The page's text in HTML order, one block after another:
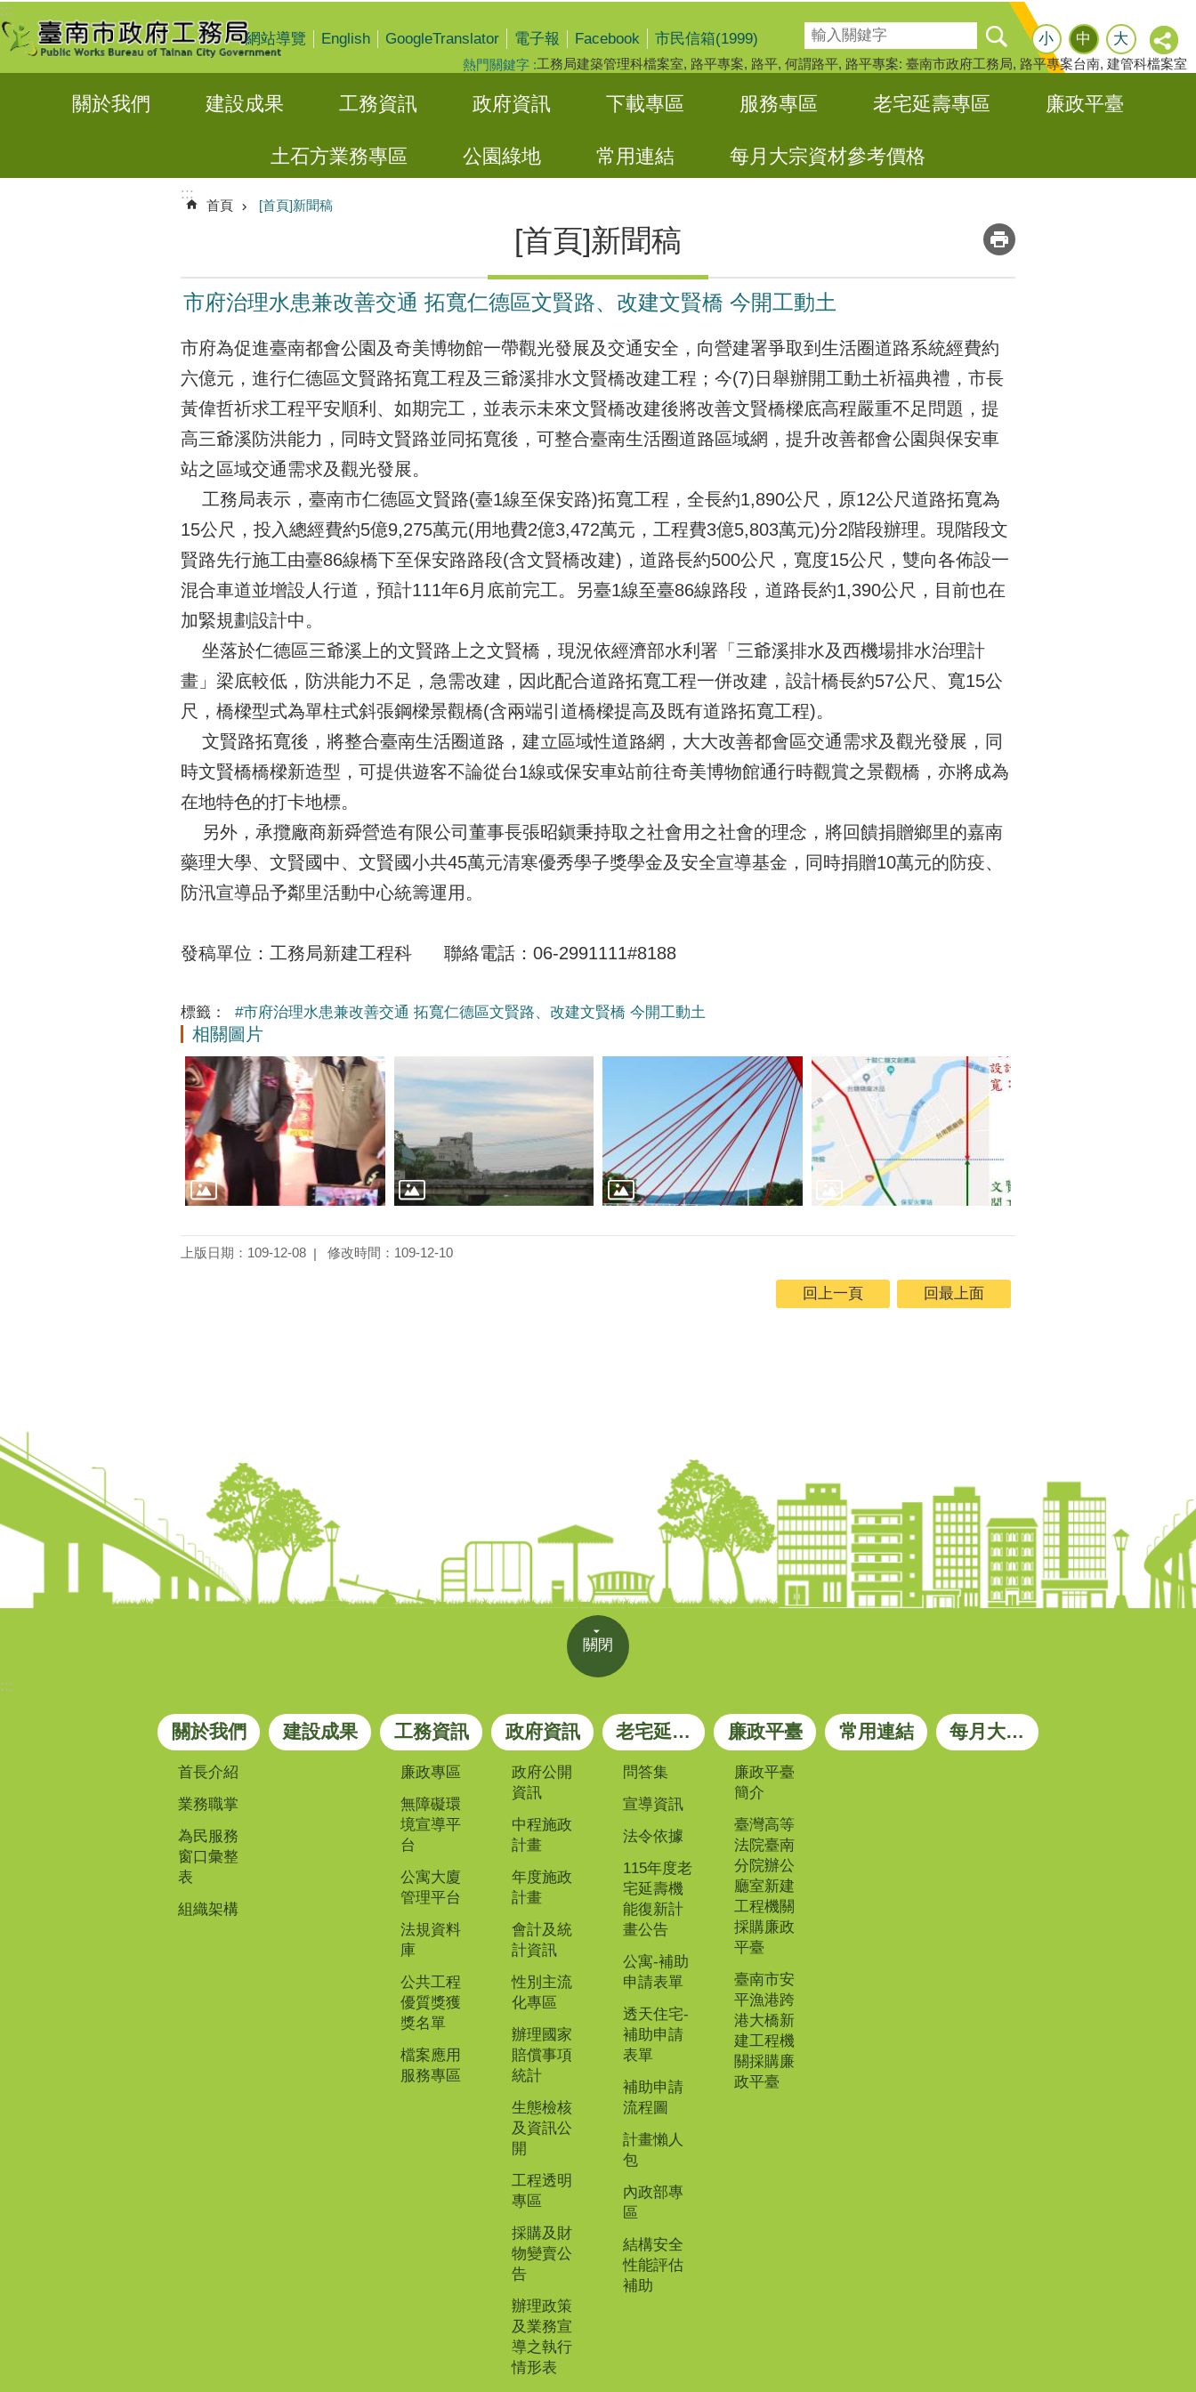
跳到主要內容區塊
:::
網站導覽
English GoogleTranslator 電子報 Facebook 市民信箱(1999)
搜尋
小 中 大
熱門關鍵字 工務局建築管理科檔案室 路平專案 路平 何謂路平 路平專案: 臺南市政府工務局 路平專案台南 建管科檔案室
關於我們 建設成果 工務資訊 政府資訊 下載專區 服務專區 老宅延壽專區 廉政平臺
土石方業務專區 公園綠地 常用連結 每月大宗資材參考價格
:::
首頁 [首頁]新聞稿
[首頁]新聞稿 _
市府治理水患兼改善交通 拓寬仁德區文賢路、改建文賢橋 今開工動土
市府為促進臺南都會公園及奇美博物館一帶觀光發展及交通安全，向營建署爭取到生活圈道路系統經費約
六億元，進行仁德區文賢路拓寬工程及三爺溪排水文賢橋改建工程；今(7)日舉辦開工動土祈福典禮，市長
黃偉哲祈求工程平安順利、如期完工，並表示未來文賢橋改建後將改善文賢橋樑底高程嚴重不足問題，提
高三爺溪防洪能力，同時文賢路並同拓寬後，可整合臺南生活圈道路區域網，提升改善都會公園與保安車
站之區域交通需求及觀光發展。
工務局表示，臺南市仁德區文賢路(臺1線至保安路)拓寬工程，全長約1,890公尺，原12公尺道路拓寬為
15公尺，投入總經費約5億9,275萬元(用地費2億3,472萬元，工程費3億5,803萬元)分2階段辦理。現階段文
賢路先行施工由臺86線橋下至保安路路段(含文賢橋改建)，道路長約500公尺，寬度15公尺，雙向各佈設一
混合車道並增設人行道，預計111年6月底前完工。另臺1線至臺86線路段，道路長約1,390公尺，目前也在
加緊規劃設計中。
坐落於仁德區三爺溪上的文賢路上之文賢橋，現況依經濟部水利署「三爺溪排水及西機場排水治理計
畫」梁底較低，防洪能力不足，急需改建，因此配合道路拓寬工程一併改建，設計橋長約57公尺、寬15公
尺，橋樑型式為單柱式斜張鋼樑景觀橋(含兩端引道橋樑提高及既有道路拓寬工程)。
文賢路拓寬後，將整合臺南生活圈道路，建立區域性道路網，大大改善都會區交通需求及觀光發展，同
時文賢橋橋樑新造型，可提供遊客不論從台1線或保安車站前往奇美博物館通行時觀賞之景觀橋，亦將成為
在地特色的打卡地標。
另外，承攬廠商新舜營造有限公司董事長張昭鎭秉持取之社會用之社會的理念，將回饋捐贈鄉里的嘉南
藥理大學、文賢國中、文賢國小共45萬元清寒優秀學子獎學金及安全宣導基金，同時捐贈10萬元的防疫、
防汛宣導品予鄰里活動中心統籌運用。
發稿單位：工務局新建工程科 聯絡電話：06-2991111#8188
標籤： #市府治理水患兼改善交通 拓寬仁德區文賢路、改建文賢橋 今開工動土
相關圖片
上版日期：109-12-08 修改時間：109-12-10
回上一頁 回最上面
關閉
:::
關於我們
首長介紹
業務職掌
為民服務
窗口彙整
表
組織架構
建設成果 工務資訊
廉政專區
無障礙環
境宣導平
台
公寓大廈
管理平台
法規資料
庫
公共工程
優質獎獲
獎名單
檔案應用
服務專區
政府資訊
政府公開
資訊
中程施政
計畫
年度施政
計畫
會計及統
計資訊
性別主流
化專區
辦理國家
賠償事項
統計
生態檢核
及資訊公
開
工程透明
專區
採購及財
物變賣公
告
辦理政策
及業務宣
導之執行
情形表
老宅延壽專區
問答集
宣導資訊
法令依據
115年度老
宅延壽機
能復新計
畫公告
公寓-補助
申請表單
透天住宅-
補助申請
表單
補助申請
流程圖
計畫懶人
包
內政部專
區
結構安全
性能評估
補助
廉政平臺
廉政平臺
簡介
臺灣高等
法院臺南
分院辦公
廳室新建
工程機關
採購廉政
平臺
臺南市安
平漁港跨
港大橋新
建工程機
關採購廉
政平臺
常用連結 每月大宗資材參考價格